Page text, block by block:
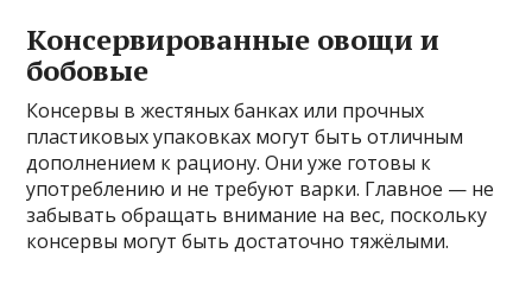
Консервированные овощи и
бобовые
Консервы в жестяных банках или прочных
пластиковых упаковках могут быть отличным
дополнением к рациону. Они уже готовы к
употреблению и не требуют варки. Главное — не
забывать обращать внимание на вес, поскольку
консервы могут быть достаточно тяжёлыми.